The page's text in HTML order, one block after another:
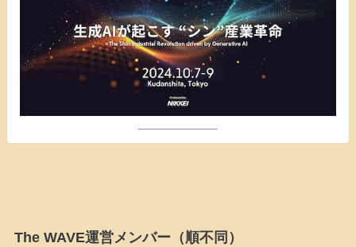
The WAVE運営メンバー（順不同）